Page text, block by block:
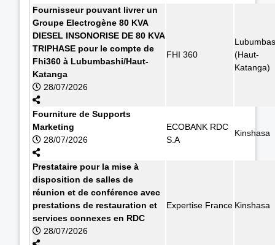
Fournisseur pouvant livrer un
Groupe Electrogène 80 KVA
DIESEL INSONORISE DE 80 KVA
TRIPHASE pour le compte de
Fhi360 à Lubumbashi/Haut-
Katanga
28/07/2026
FHI 360
(Haut-
Katanga)
Fourniture de Supports
Marketing
28/07/2026
ECOBANK RDC
S.A
Kinshasa
Prestataire pour la mise à
disposition de salles de
réunion et de conférence avec
prestations de restauration et
services connexes en RDC
28/07/2026
Expertise France Kinshasa